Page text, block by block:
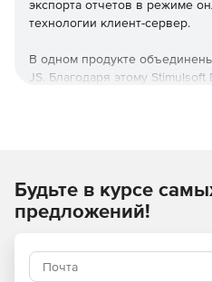
экспорта отчетов в режиме
технологии клиент-сервер.
В одном продукте
JS. Благодаря этому
PHP
работы с файлами отчетов и
источникам данных SQL.
Будьте в курсе
предложений!